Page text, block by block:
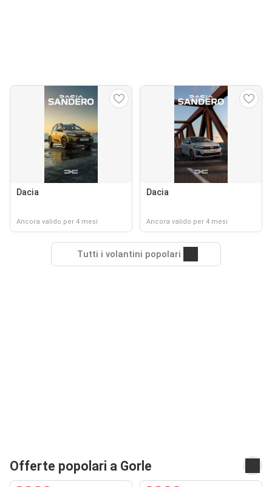
Dacia
Ancora valido per 4 mesi
Dacia
Ancora valido per 4 mesi
Tutti i volantini popolari
Offerte popolari a Gorle